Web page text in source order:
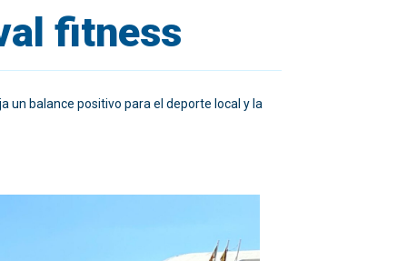
fitness
un balance positivo para el deporte local y la